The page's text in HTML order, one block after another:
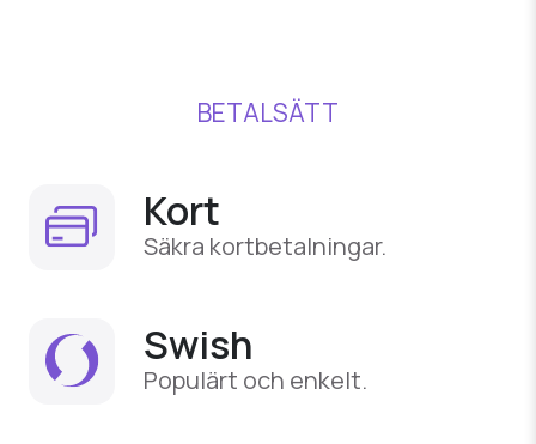
BETALSÄTT
Kort
Säkra kortbetalningar.
Swish
Populärt och enkelt.